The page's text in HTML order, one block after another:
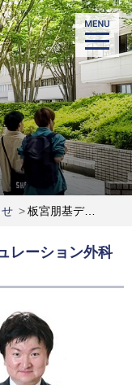
>板宮朋基デザイン学部助教がシミュレーション外科学会より感謝状を授与される
レーション外科